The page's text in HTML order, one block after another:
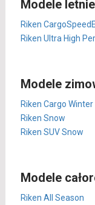
Modele letnie
Riken
Riken Ultra High
Modele
Riken Cargo Winter
Riken Snow
Riken SUV Snow
Modele
Riken All Season